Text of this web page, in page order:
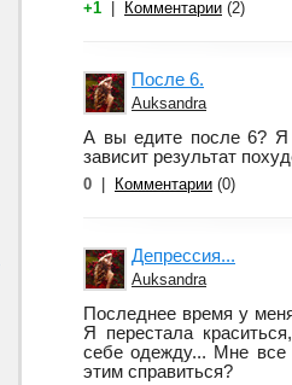
+1 Комментарии (2)
После 6.
Auksandra
А вы едите после 6? Я
зависит результат
0 Комментарии (0)
Депрессия...
Auksandra
Последнее время у
Я перестала
себе одежду... Мне все
этим справиться?